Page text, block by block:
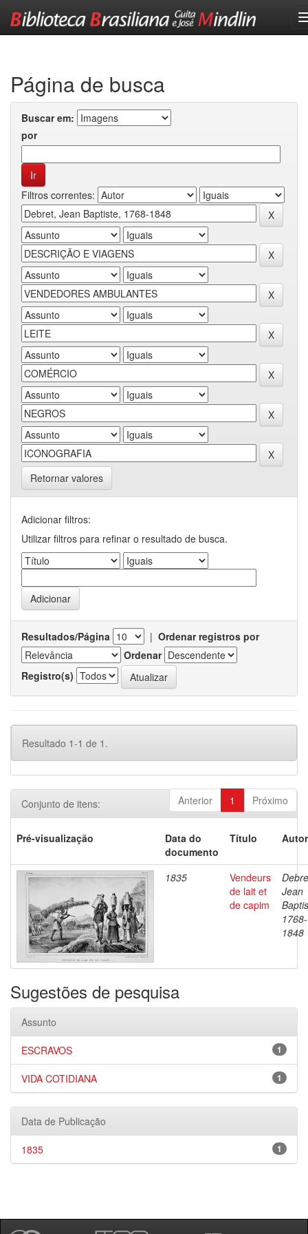
Página de busca
Buscar em:
por
Filtros correntes:
Retornar valores
Adicionar filtros:
Utilizar filtros para refinar o resultado de busca.
Resultados/Página | Ordenar registros por
Ordenar
Registro(s)
Resultado 1-1 de 1.
Anterior 1 Próximo
Conjunto de itens:
Pré-visualização
Data do
documento
Título
1835
Vendeurs
de lait et
de capim
Jean
1768-
1848
Sugestões de pesquisa
Assunto
1
ESCRAVOS
1
VIDA COTIDIANA
Data de Publicação
1
1835